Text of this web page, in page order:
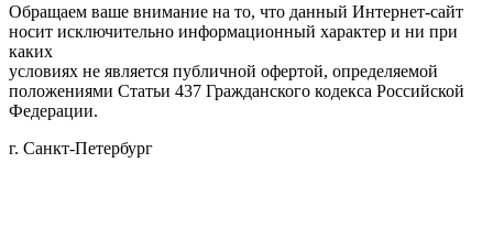
Обращаем ваше внимание на то, что данный Интернет-сайт
носит исключительно информационный характер и ни при
каких
условиях не является публичной офертой, определяемой
положениями Статьи 437 Гражданского кодекса Российской
Федерации.
г. Санкт-Петербург